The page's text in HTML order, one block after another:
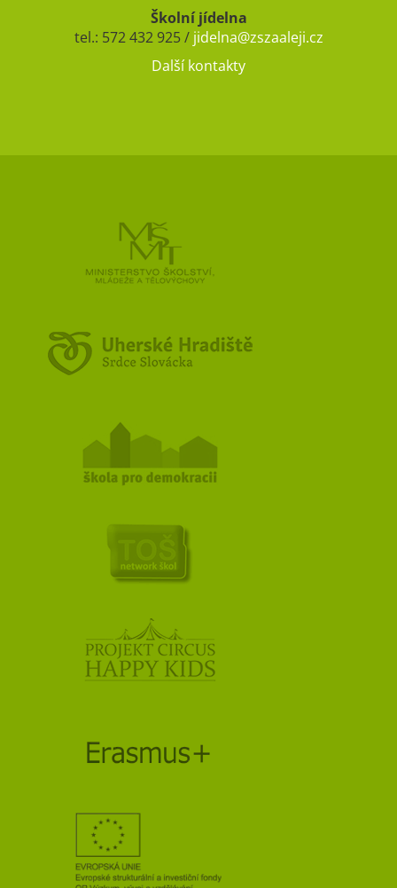
Školní jídelna
tel.: 572 432 925 / jidelna@zszaaleji.cz
Další kontakty